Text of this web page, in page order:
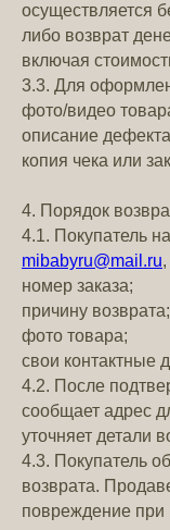
осуществляется
либо возврат
включая
3.3. Для
фото/видео
описание
копия чека или
4. Порядок
4.1. Покупатель
mibabyru@mail.ru
номер заказа;
причину возврата;
фото товара;
свои контактные
4.2. После
сообщает адрес
уточняет детали
4.3. Покупатель
возврата.
повреждение при